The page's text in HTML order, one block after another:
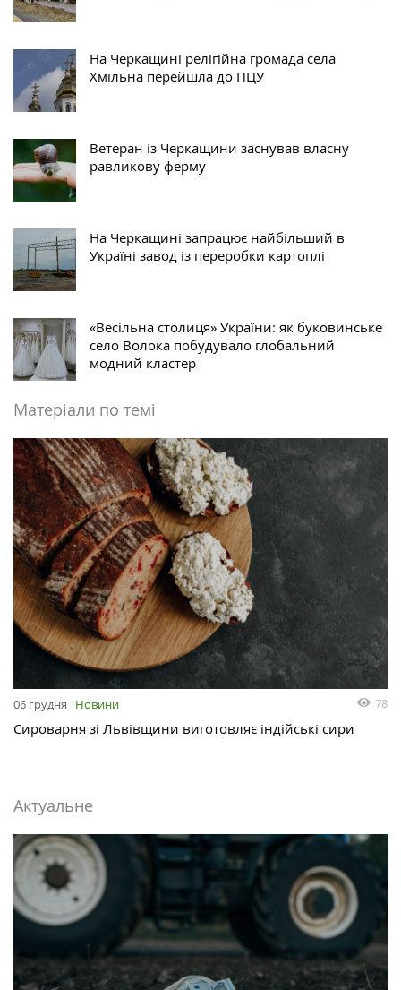
На Черкащині релігійна громада села
Хмільна перейшла до ПЦУ
Ветеран із Черкащини заснував власну
равликову ферму
На Черкащині запрацює найбільший в
Україні завод із переробки картоплі
«Весільна столиця» України: як буковинське
село Волока побудувало глобальний
модний кластер
Матеріали по темі
06 грудня Новини 78
Сироварня зі Львівщини виготовляє індійські сири
Актуальне